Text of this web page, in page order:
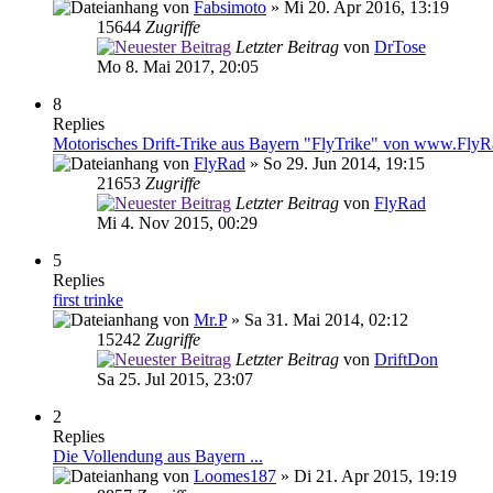
von Fabsimoto » Mi 20. Apr 2016, 13:19
15644 Zugriffe
Letzter Beitrag von DrTose
Mo 8. Mai 2017, 20:05
8
Replies
Motorisches Drift-Trike aus Bayern "FlyTrike" von
von FlyRad » So 29. Jun 2014, 19:15
21653 Zugriffe
Letzter Beitrag von FlyRad
Mi 4. Nov 2015, 00:29
5
Replies
first trinke
von Mr.P» Sa 31. Mai 2014, 02:12
15242 Zugriffe
Letzter Beitrag von DriftDon
Sa 25. Jul 2015, 23:07
2
Replies
Die Vollendung aus Bayern ...
von Loomes187 » Di 21. Apr 2015, 19:19